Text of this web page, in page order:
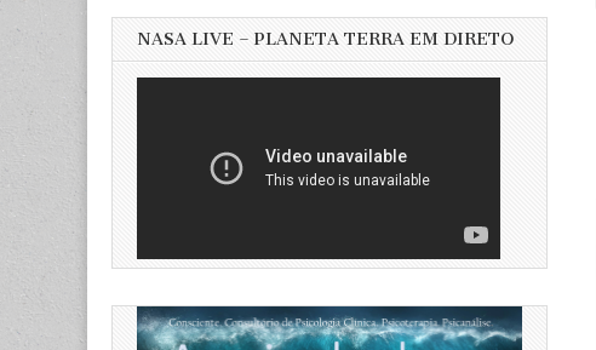
NASA LIVE – PLANETA TERRA EM DIRETO